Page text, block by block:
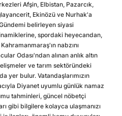
Afşin, Elbistan, Pazarcık,
Ekinözü ve Nurhak'a
belirleyen siyasi
spordaki heyecandan,
nabzını
Odası'ndan alınan anlık altın
ve tarım sektöründeki
yer bulur. Vatandaşlarımızın
Diyanet uyumlu günlük namaz
tahminleri, güncel nöbetçi
gibi bilgilere kolayca ulaşmanızı